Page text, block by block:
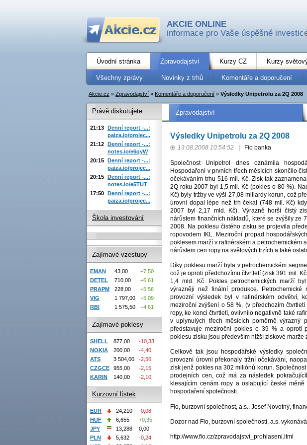
AKCIE ONLINE
informace pro Vaše úspěšné
Úvodní stránka Zpravodajství Kurzy CZ Kurzy
Všechny zprávy Novinky z trhů Komentáře a doporučení
Akcie.cz » Zpravodajství » Komentáře a doporučení » Výsledky Unipetrolu za 2Q 2008
Zpravodajství
Výsledky Unipetrolu za 2Q 2008
13.08.2008 10:54:52 Fio banka
Společnost Unipetrol dnes oznámila
Hospodaření v prvních třech měsících skončilo
očekáváním trhu 516 mil. Kč. Zisk tak
2Q roku 2007 byl 1,5 mil. Kč (pokles o 80 %).
Kč) byly tržby ve výši 27,08 miliardy korun, což
úrovni dopal lépe než trh čekal (748 mil. Kč)
2007 byl 2,17 mld. Kč). Výrazně horší čistý
nárůstem finančních nákladů, které se zvýšily ze
2008. Na poklesu čistého zisku se projevila
ropovodem IKL. Meziroční propad
poklesem marží v rafinérském a petrochemickém
nárůstem cen ropy na světových trzích a také
Díky poklesu marží byla v petrochemickém
což je oproti předchozímu čtvrtletí (zisk 391 mil.
1,4 mld. Kč. Pokles petrochemických marží
výrazněji než finální produkce.
provozní výsledek byl v rafinérském odvětví,
meziroční zvýšení o 58 %, (v předchozím
ropy, ke konci čtvrtletí, ovlivnilo negativně také
v uplynulých třech měsících poměrně
představuje meziroční pokles o 39 % a oproti
poklesu zisku jsou především nižší ziskové marže
Celkově tak jsou hospodářské výsledky
provozní úrovni překonaly tržní očekávání,
zisk jenž pokles na 302 miliónů korun.
prodejních cen, což má za následek
klesajícím cenám ropy a oslabující české
hospodaření společnosti.
Fio, burzovní společnost, a.s., Josef Novotný,
Dozor nad Fio, burzovní společností, a.s.
http://www.fio.cz/zpravodajstvi_prohlaseni.itml
Právě diskutujete
21:13 Denní report -...:
paiza.io/projec...
21:12 Denní report -...:
notes.io/e6qyW
20:15 Denní report -...:
paiza.io/projec...
20:15 Denní report -...:
notes.io/e5TUT
17:50 Denní report -...:
paiza.io/projec...
Škola investování
Zajímavé vzestupy
EMAN 43,00
+7,50
DETEL
710,00
+6,61
PRAPM
228,00
+5,56
VIG
1 797,00
+5,09
RBI
1 575,50 +4,61
Zajímavé poklesy
SHELL 877,00
-10,33
NOKIA
200,00
-4,40
ATS
3 504,00
-2,56
CZGCE
955,00
-2,15
KARIN
140,00 -2,10
Kurzovní lístek
EUR 24,210
-0,08
HUF
6,655
+0,35
JPY
13,288
0,00
PLN
5,632
-0,24